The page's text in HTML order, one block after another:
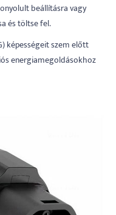
beállításra vagy
és töltse fel.
képességeit szem előtt
energiamegoldásokhoz